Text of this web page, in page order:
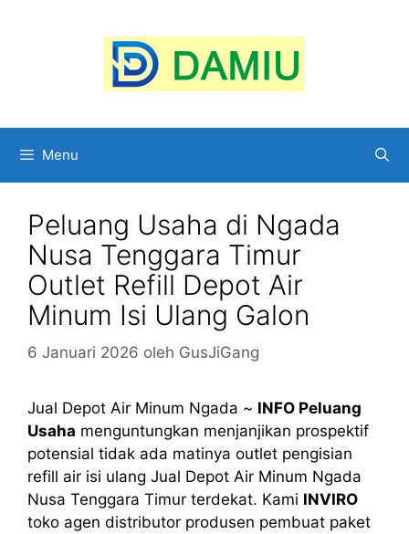
Menu
Peluang Usaha di Ngada
Nusa Tenggara Timur
Outlet Refill Depot Air
Minum Isi Ulang Galon
6 Januari 2026 oleh GusJiGang
Jual Depot Air Minum Ngada ~ INFO Peluang
Usaha menguntungkan menjanjikan prospektif
potensial tidak ada matinya outlet pengisian
refill air isi ulang Jual Depot Air Minum Ngada
Nusa Tenggara Timur terdekat. Kami INVIRO
toko agen distributor produsen pembuat paket